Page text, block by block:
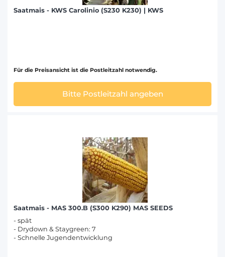
Saatmais - KWS Carolinio (S230 K230) | KWS
Für die Preisansicht ist die Postleitzahl notwendig.
Bitte Postleitzahl angeben
Saatmais - MAS 300.B (S300 K290) MAS SEEDS
- spät
- Drydown & Staygreen: 7
- Schnelle Jugendentwicklung